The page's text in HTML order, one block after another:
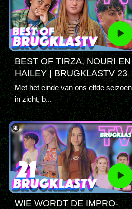
BEST OF TIRZA, NOURI EN
HAILEY | BRUGKLASTV 23
Met het einde van ons elfde seizoen
in zicht, b...
WIE WORDT DE IMPRO-